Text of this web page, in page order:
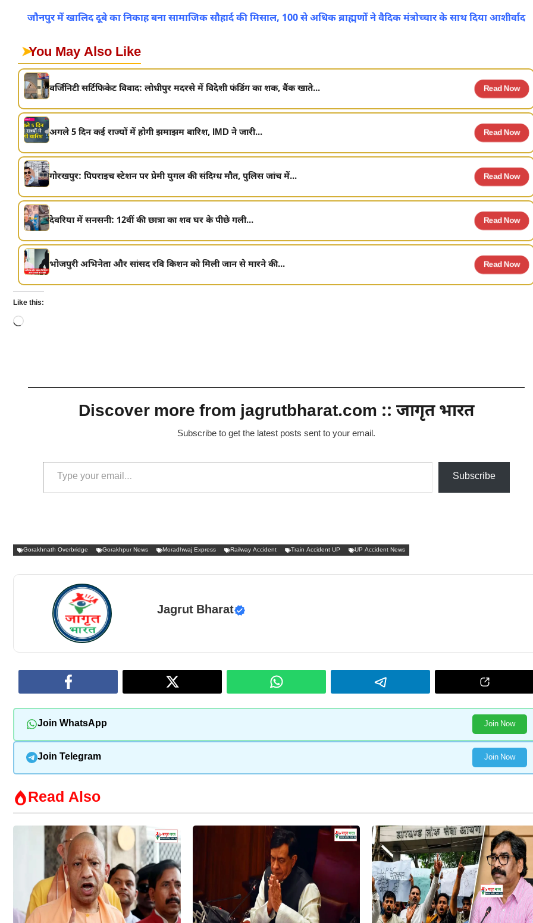
जौनपुर में खालिद दूबे का निकाह बना सामाजिक सौहार्द की मिसाल, 100 से अधिक ब्राह्मणों ने वैदिक मंत्रोच्चार के साथ दिया आशीर्वाद
➤You May Also Like
वर्जिनिटी सर्टिफिकेट विवाद: लोधीपुर मदरसे में विदेशी फंडिंग का शक, बैंक खाते... Read Now
अगले 5 दिन कई राज्यों में होगी झमाझम बारिश, IMD ने जारी... Read Now
गोरखपुर: पिपराइच स्टेशन पर प्रेमी युगल की संदिग्ध मौत, पुलिस जांच में... Read Now
देवरिया में सनसनी: 12वीं की छात्रा का शव घर के पीछे गली... Read Now
भोजपुरी अभिनेता और सांसद रवि किशन को मिली जान से मारने की... Read Now
Like this:
Loading…
Discover more from jagrutbharat.com :: जागृत भारत
Subscribe to get the latest posts sent to your email.
Type your email…
Subscribe
Gorakhnath Overbridge Gorakhpur News Moradhwaj Express Railway Accident Train Accident UP UP Accident News
Jagrut Bharat
Join WhatsApp Join Now
Join Telegram Join Now
Read Also